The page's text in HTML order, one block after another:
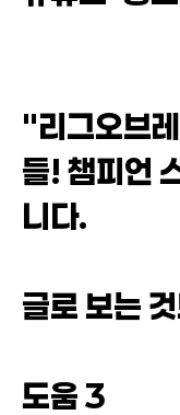
"리그오브
들! 챔피언
니다.
글로 보는
도움 3